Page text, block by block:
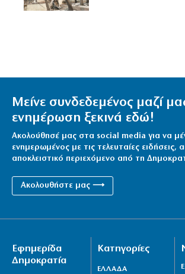
Μείνε συνδεδεμένος μαζί
ενημέρωση ξεκινά εδώ!
Ακολούθησέ μας στα social media για να
ενημερωμένος με τις τελευταίες ειδήσεις,
αποκλειστικό περιεχόμενο από τη
Ακολουθήστε μας ⟶
Εφημερίδα
Δημοκρατία
Κατηγορίες
ΕΛΛΑΔΑ